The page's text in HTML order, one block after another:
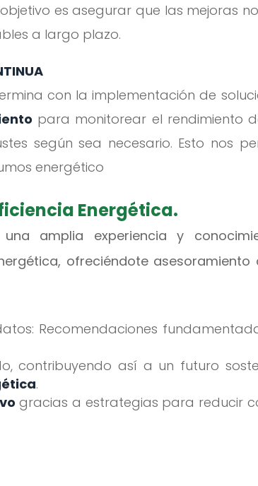
es asegurar que las mejoras
a largo plazo.
con la implementación de
para monitorear el rendimiento
según sea necesario. Esto nos
energético
Energética.
amplia experiencia y
ofreciéndote asesoramiento
Recomendaciones
contribuyendo así a un futuro
.
gracias a estrategias para reducir